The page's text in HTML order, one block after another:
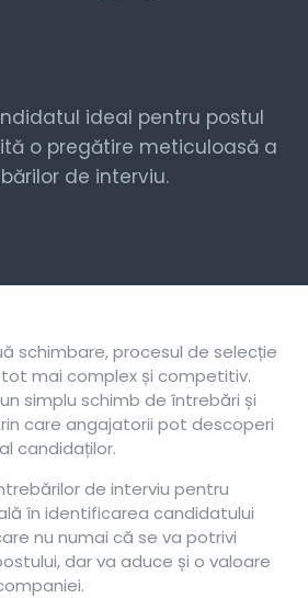
ideal pentru postul
o pregătire meticuloasă a
de interviu.
schimbare, procesul de selecție
mai complex și competitiv.
simplu schimb de întrebări și
care angajatorii pot descoperi
candidaților.
de interviu pentru
în identificarea candidatului
nu numai că se va potrivi
dar va aduce și o valoare